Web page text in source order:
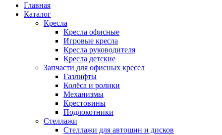
Главная
Каталог
Кресла
Кресла офисные
Игровые кресла
Кресла руководителя
Кресла детские
Запчасти для офисных кресел
Газлифты
Колёса и ролики
Механизмы
Крестовины
Подлокотники
Стеллажи
Стеллажи для автошин и дисков